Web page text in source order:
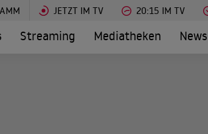
JETZT IM TV 20:15 IM TV
Streaming Mediatheken News